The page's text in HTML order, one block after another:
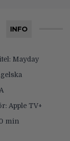
INFO
Mayday
Apple TV+
min